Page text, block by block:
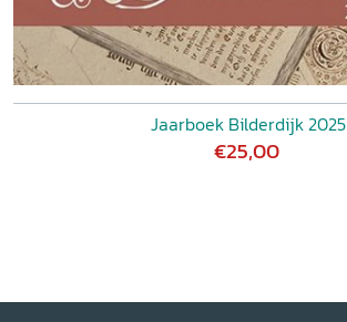
Jaarboek Bilderdijk 2025
€25,00